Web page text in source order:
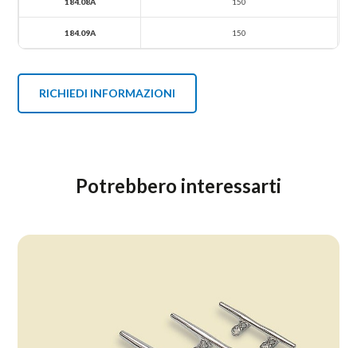
184.09A 150
RICHIEDI INFORMAZIONI
Potrebbero interessarti